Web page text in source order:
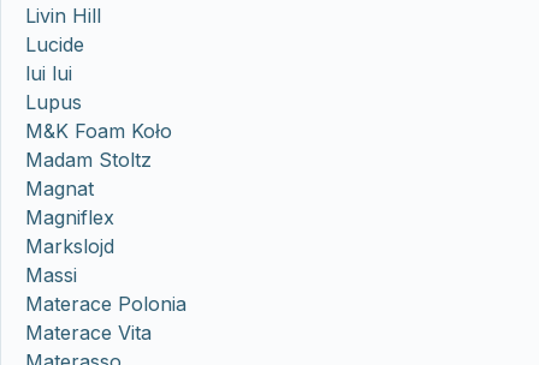
Livin Hill
Lucide
lui lui
Lupus
M&K Foam Koło
Madam Stoltz
Magnat
Magniflex
Markslojd
Massi
Materace Polonia
Materace Vita